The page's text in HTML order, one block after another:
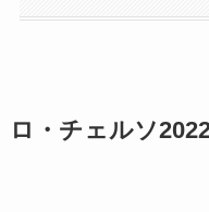
ロ・チェルソ